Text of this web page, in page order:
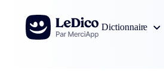
Aller au contenu
Dictionnaire